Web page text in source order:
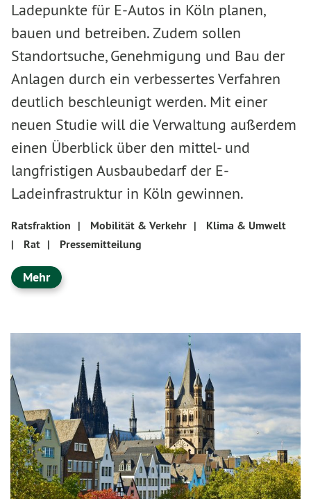
Ladepunkte für E-Autos in Köln planen,
bauen und betreiben. Zudem sollen
Standortsuche, Genehmigung und Bau der
Anlagen durch ein verbessertes Verfahren
deutlich beschleunigt werden. Mit einer
neuen Studie will die Verwaltung außerdem
einen Überblick über den mittel- und
langfristigen Ausbaubedarf der E-
Ladeinfrastruktur in Köln gewinnen.
Ratsfraktion | Mobilität & Verkehr |
Klima & Umwelt
|
Rat | Pressemitteilung
Mehr